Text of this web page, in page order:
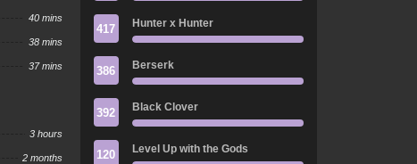
40 mins
38 mins
37 mins
3 hours
2 months
417 Hunter x Hunter
386 Berserk
392 Black Clover
120 Level Up with the Gods